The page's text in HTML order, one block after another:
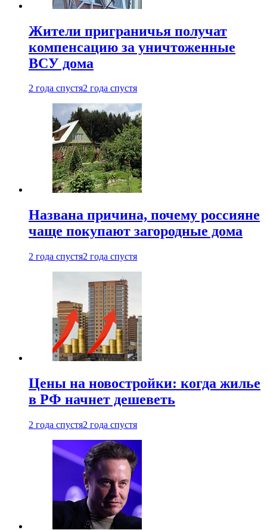
Жители приграничья получат
компенсацию за уничтоженные
ВСУ дома
2 года спустя2 года спустя
Названа причина, почему россияне
чаще покупают загородные дома
2 года спустя2 года спустя
Цены на новостройки: когда жилье
в РФ начнет дешеветь
2 года спустя2 года спустя